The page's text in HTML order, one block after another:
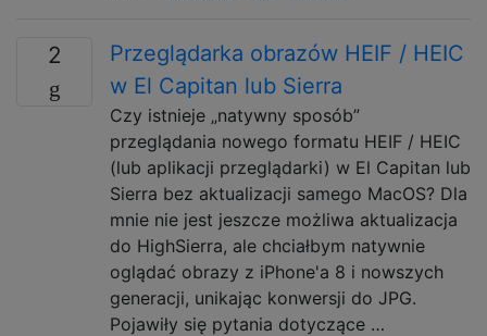
2
Przeglądarka obrazów HEIF / HEIC
w El Capitan lub Sierra
Czy istnieje „natywny sposób”
przeglądania nowego formatu HEIF / HEIC
(lub aplikacji przeglądarki) w El Capitan lub
Sierra bez aktualizacji samego MacOS? Dla
mnie nie jest jeszcze możliwa aktualizacja
do HighSierra, ale chciałbym natywnie
oglądać obrazy z iPhone'a 8 i nowszych
generacji, unikając konwersji do JPG.
Pojawiły się pytania dotyczące …